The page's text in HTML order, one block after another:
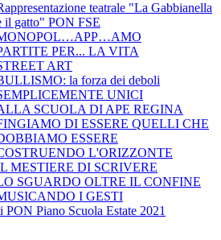
teatrale "La Gabbianella
il gatto" PON FSE
PER... LA VITA
ART
la forza dei deboli
UNICI
SCUOLA DI APE REGINA
DI ESSERE QUELLI CHE
ESSERE
L'ORIZZONTE
MESTIERE DI SCRIVERE
SGUARDO OLTRE IL CONFINE
I GESTI
PON Piano Scuola Estate 2021